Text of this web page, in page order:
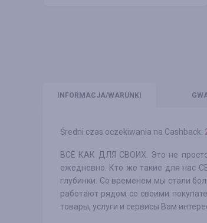
INFO RMACJA/WARUNKI
Średni czas oczekiwania na Cashback:
ВСЁ КАК ДЛЯ СВОИХ. Это не
ежедневно. Кто же такие для нас
глубинки. Со временем мы стали
работают рядом со своими
товары, услуги и сервисы Вам